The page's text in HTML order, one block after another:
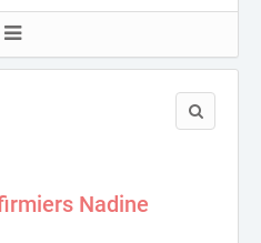
Nadine